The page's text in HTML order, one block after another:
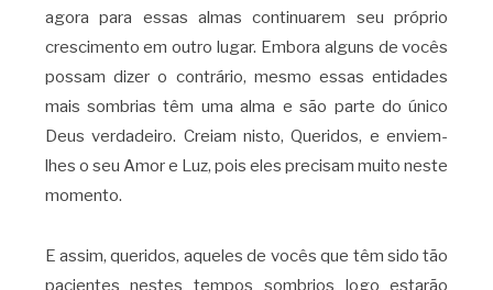
agora para essas almas continuarem seu próprio
crescimento em outro lugar. Embora alguns de vocês
possam dizer o contrário, mesmo essas entidades
mais sombrias têm uma alma e são parte do único
Deus verdadeiro. Creiam nisto, Queridos, e enviem-
lhes o seu Amor e Luz, pois eles precisam muito neste
momento.
E assim, queridos, aqueles de vocês que têm sido tão
pacientes nestes tempos sombrios logo estarão